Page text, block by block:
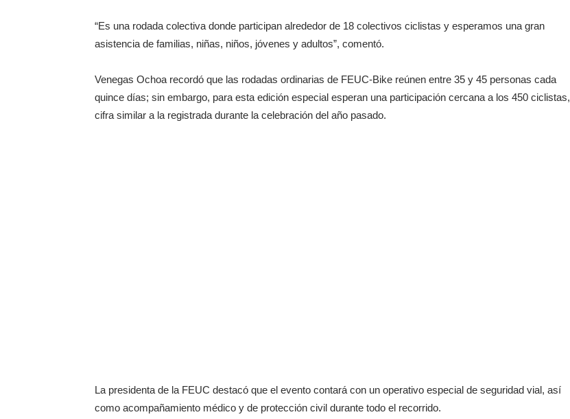
“Es una rodada colectiva donde participan alrededor de 18 colectivos ciclistas y esperamos una gran
asistencia de familias, niñas, niños, jóvenes y adultos”, comentó.
Venegas Ochoa recordó que las rodadas ordinarias de FEUC-Bike reúnen entre 35 y 45 personas cada
quince días; sin embargo, para esta edición especial esperan una participación cercana a los 450 ciclistas,
cifra similar a la registrada durante la celebración del año pasado.
La presidenta de la FEUC destacó que el evento contará con un operativo especial de seguridad vial, así
como acompañamiento médico y de protección civil durante todo el recorrido.